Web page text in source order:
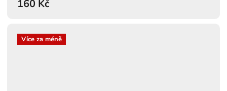
160 Kč
Více za méně